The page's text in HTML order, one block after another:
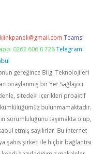
Teams:
0262 606 0 726 Telegram:
gereğince Bilgi Teknolojileri
onaylanmış bir Yer Sağlayıcı
sitedeki içerikleri proaktif
bulunmamaktadır.
sorumluluğunu taşımakta olup,
etmiş sayılırlar. Bu internet
şahıs şirketi ile hiçbir bağlantısı